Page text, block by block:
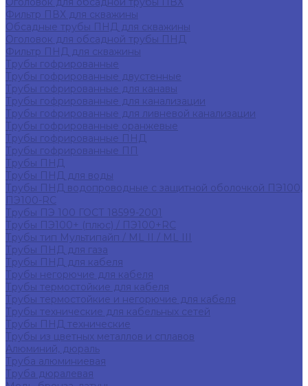
Фильтр ПВХ для скважины
Обсадные трубы ПНД для скважины
Оголовок для обсадной трубы ПНД
Фильтр ПНД для скважины
Трубы гофрированные
Трубы гофрированные двустенные
Трубы гофрированные для канавы
Трубы гофрированные для канализации
Трубы гофрированные для ливневой канализации
Трубы гофрированные оранжевые
Трубы гофрированные ПНД
Трубы гофрированные ПП
Трубы ПНД
Трубы ПНД для воды
Трубы ПНД водопроводные с защитной оболочкой ПЭ100,
ПЭ100-RC
Трубы ПЭ 100 ГОСТ 18599-2001
Трубы ПЭ100+ (плюс) / ПЭ100+RC
Трубы тип Мультипайп / ML II / ML III
Трубы ПНД для газа
Трубы ПНД для кабеля
Трубы негорючие для кабеля
Трубы термостойкие для кабеля
Трубы термостойкие и негорючие для кабеля
Трубы технические для кабельных сетей
Трубы ПНД технические
Трубы из цветных металлов и сплавов
Алюминий, дюраль
Труба алюминиевая
Труба дюралевая